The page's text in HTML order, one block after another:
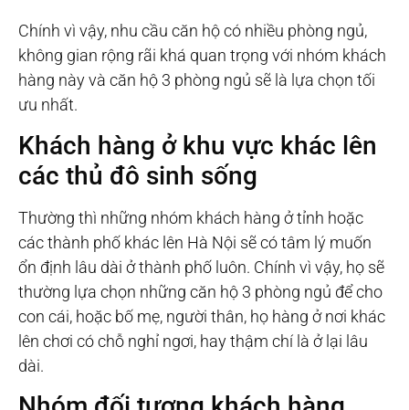
Chính vì vậy, nhu cầu căn hộ có nhiều phòng ngủ,
không gian rộng rãi khá quan trọng với nhóm khách
hàng này và căn hộ 3 phòng ngủ sẽ là lựa chọn tối
ưu nhất.
Khách hàng ở khu vực khác lên
các thủ đô sinh sống
Thường thì những nhóm khách hàng ở tỉnh hoặc
các thành phố khác lên Hà Nội sẽ có tâm lý muốn
ổn định lâu dài ở thành phố luôn. Chính vì vậy, họ sẽ
thường lựa chọn những căn hộ 3 phòng ngủ để cho
con cái, hoặc bố mẹ, người thân, họ hàng ở nơi khác
lên chơi có chỗ nghỉ ngơi, hay thậm chí là ở lại lâu
dài.